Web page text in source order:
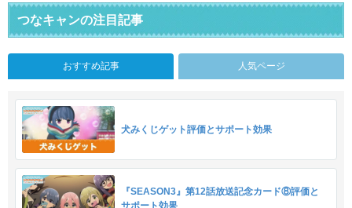
つなキャンの注目記事
おすすめ記事 人気ページ
犬みくじゲット評価とサポート効果
『SEASON3』第12話放送記念カード⑧評価と
サポート効果